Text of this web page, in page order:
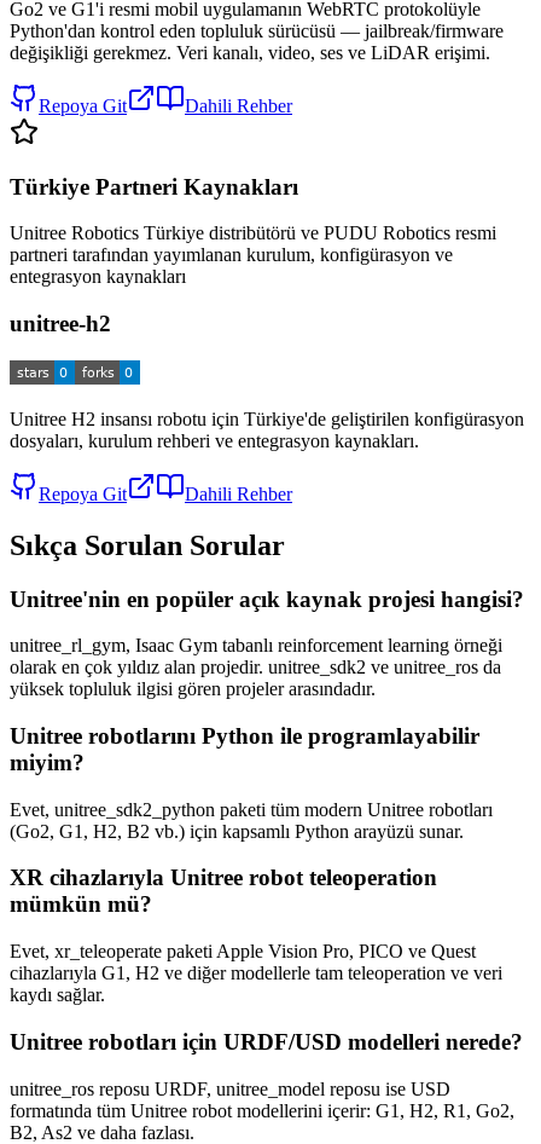
Go2 ve G1'i resmi mobil uygulamanın WebRTC protokolüyle
Python'dan kontrol eden topluluk sürücüsü — jailbreak/firmware
değişikliği gerekmez. Veri kanalı, video, ses ve LiDAR erişimi.
Repoya Git Dahili Rehber
Türkiye Partneri Kaynakları
Unitree Robotics Türkiye distribütörü ve PUDU Robotics resmi
partneri tarafından yayımlanan kurulum, konfigürasyon ve
entegrasyon kaynakları
unitree-h2
Unitree H2 insansı robotu için Türkiye'de geliştirilen konfigürasyon
dosyaları, kurulum rehberi ve entegrasyon kaynakları.
Repoya Git Dahili Rehber
Sıkça Sorulan Sorular
Unitree'nin en popüler açık kaynak projesi hangisi?
unitree_rl_gym, Isaac Gym tabanlı reinforcement learning örneği
olarak en çok yıldız alan projedir. unitree_sdk2 ve unitree_ros da
yüksek topluluk ilgisi gören projeler arasındadır.
Unitree robotlarını Python ile programlayabilir
miyim?
Evet, unitree_sdk2_python paketi tüm modern Unitree robotları
(Go2, G1, H2, B2 vb.) için kapsamlı Python arayüzü sunar.
XR cihazlarıyla Unitree robot teleoperation
mümkün mü?
Evet, xr_teleoperate paketi Apple Vision Pro, PICO ve Quest
cihazlarıyla G1, H2 ve diğer modellerle tam teleoperation ve veri
kaydı sağlar.
Unitree robotları için URDF/USD modelleri nerede?
unitree_ros reposu URDF, unitree_model reposu ise USD
formatında tüm Unitree robot modellerini içerir: G1, H2, R1, Go2,
B2, As2 ve daha fazlası.